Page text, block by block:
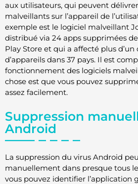
aux utilisateurs, qui peuvent
malveillants sur l’appareil de
exemple est le logiciel malveillant
distribué via 24 apps supprimées
Play Store et qui a affecté plus
d’appareils dans 37 pays. Il est
fonctionnement des logiciels
chose est que vous pouvez
assez facilement.
Suppression
Android
La suppression du virus Android
manuellement dans presque tous
vous pouvez identifier l’application